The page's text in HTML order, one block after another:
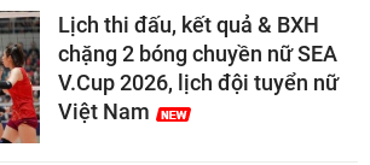
Lịch thi đấu, kết quả & BXH
chặng 2 bóng chuyền nữ SEA
V.Cup 2026, lịch đội tuyển nữ
Việt Nam